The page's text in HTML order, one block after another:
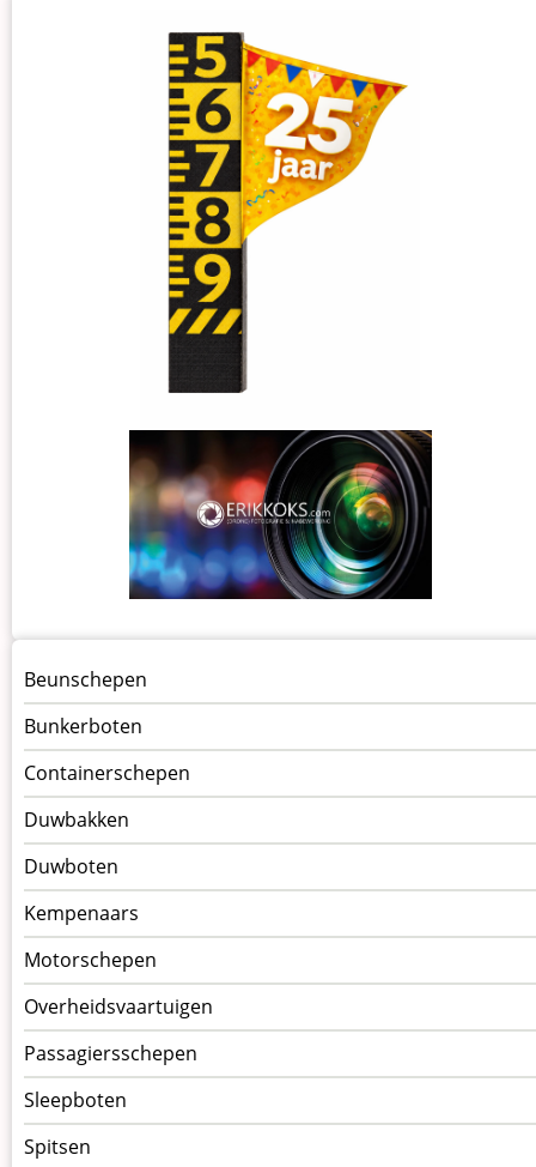
Menu
Schepen
Beunschepen
Bunkerboten
Containerschepen
Duwbakken
Duwboten
Kempenaars
Motorschepen
Overheidsvaartuigen
Passagiersschepen
Sleepboten
Spitsen